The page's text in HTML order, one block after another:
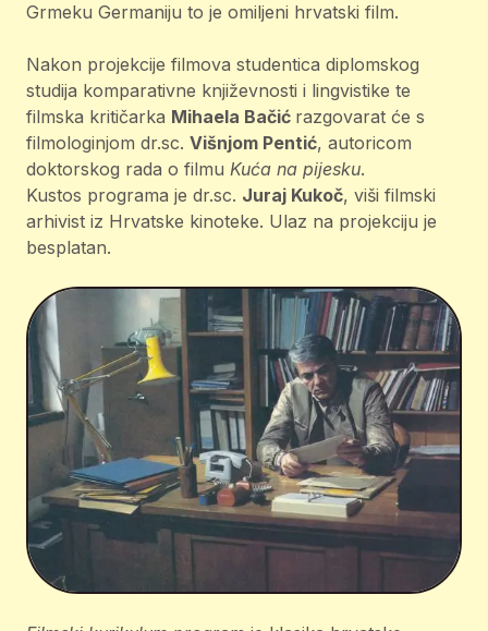
Grmeku Germaniju to je omiljeni hrvatski film.
Nakon projekcije filmova studentica diplomskog
studija komparativne književnosti i lingvistike te
filmska kritičarka Mihaela Bačić razgovarat će s
filmologinjom dr.sc. Višnjom Pentić, autoricom
doktorskog rada o filmu Kuća na pijesku.
Kustos programa je dr.sc. Juraj Kukoč, viši filmski
arhivist iz Hrvatske kinoteke. Ulaz na projekciju je
besplatan.